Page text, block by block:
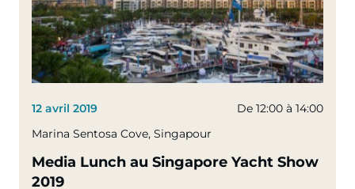
12 avril 2019
De 12:00 à 14:00
Marina Sentosa Cove, Singapour
Media Lunch au Singapore Yacht Show
2019